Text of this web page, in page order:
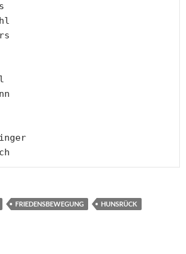
FRIEDENSBEWEGUNG
HUNSRÜCK